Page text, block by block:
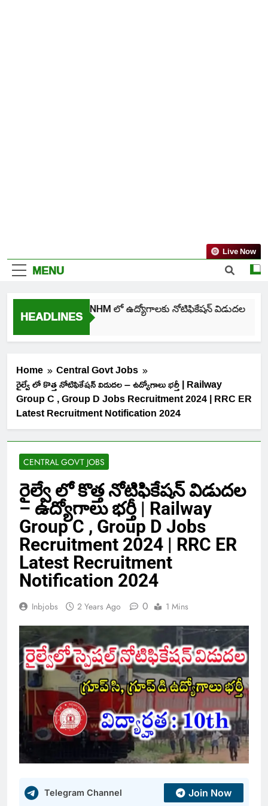
MENU
Live Now
HEADLINES
తెలంగాణ NHM లో ఉద్యోగాలకు నోటిఫికేషన్ విడుదల
Home
Central Govt Jobs
రైల్వే లో కొత్త నోటిఫికేషన్ విడుదల – ఉద్యోగాలు భర్తీ | Railway
Group C , Group D Jobs Recruitment 2024 | RRC ER
Latest Recruitment Notification 2024
CENTRAL GOVT JOBS
రైల్వే లో కొత్త నోటిఫికేషన్ విడుదల
– ఉద్యోగాలు భర్తీ | Railway
Group C , Group D Jobs
Recruitment 2024 | RRC ER
Latest Recruitment
Notification 2024
Inbjobs 2 Years Ago 0 1 Mins
Telegram Channel Join Now